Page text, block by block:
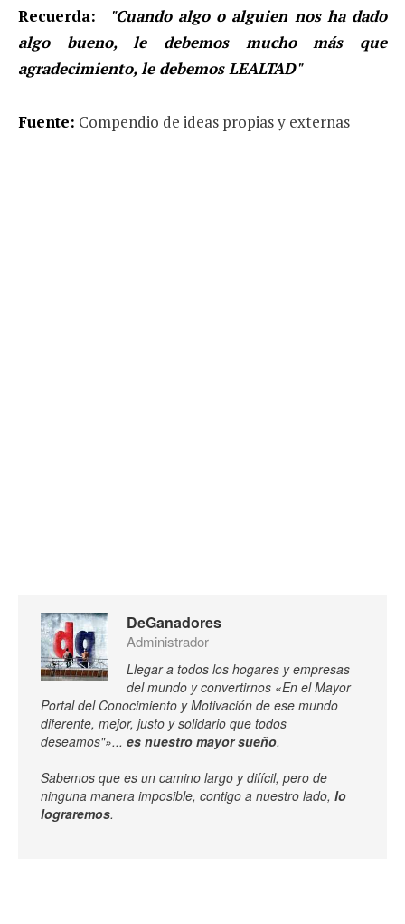
Recuerda:
"Cuando algo o alguien nos ha dado
algo bueno, le debemos mucho más que
agradecimiento, le debemos LEALTAD"
Fuente: Compendio de ideas propias y externas
DeGanadores
Administrador
Llegar a todos los hogares y empresas
del mundo y convertirnos «En el Mayor
Portal del Conocimiento y Motivación de ese mundo
diferente, mejor, justo y solidario que todos
deseamos"»... es nuestro mayor sueño.
Sabemos que es un camino largo y difícil, pero de
ninguna manera imposible, contigo a nuestro lado, lo
lograremos.